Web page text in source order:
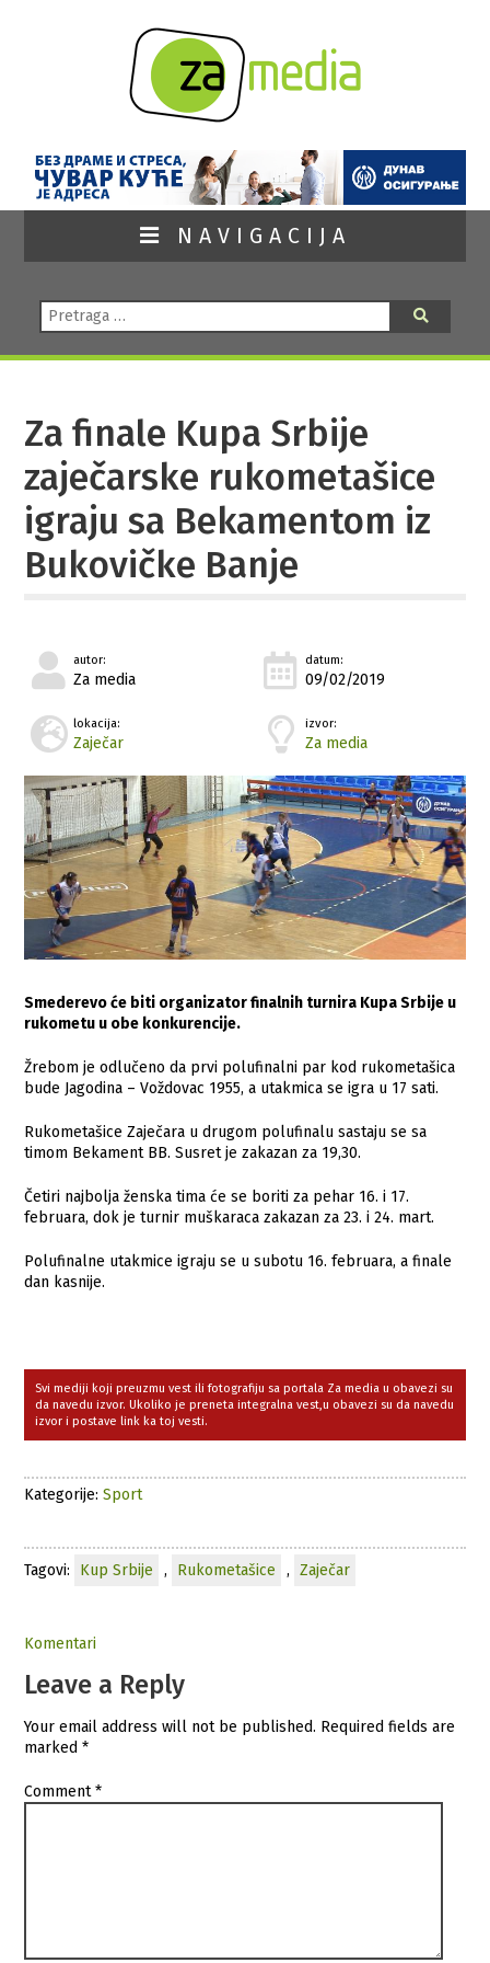
NAVIGACIJA
Pretraga:
Za finale Kupa Srbije
zaječarske rukometašice
igraju sa Bekamentom iz
Bukovičke Banje
autor:
Za media
datum:
09/02/2019
lokacija:
Zaječar
izvor:
Za media
Smederevo će biti organizator finalnih turnira Kupa Srbije u
rukometu u obe konkurencije.
Žrebom je odlučeno da prvi polufinalni par kod rukometašica
bude Jagodina – Voždovac 1955, a utakmica se igra u 17 sati.
Rukometašice Zaječara u drugom polufinalu sastaju se sa
timom Bekament BB. Susret je zakazan za 19,30.
Četiri najbolja ženska tima će se boriti za pehar 16. i 17.
februara, dok je turnir muškaraca zakazan za 23. i 24. mart.
Polufinalne utakmice igraju se u subotu 16. februara, a finale
dan kasnije.
Svi mediji koji preuzmu vest ili fotografiju sa portala Za media u obavezi su
da navedu izvor. Ukoliko je preneta integralna vest,u obavezi su da navedu
izvor i postave link ka toj vesti.
Kategorije:Sport
Tagovi: Kup Srbije , Rukometašice , Zaječar
Komentari
Leave a Reply
Your email address will not be published. Required fields are
marked*
Comment*